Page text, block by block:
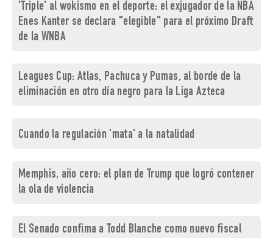
'Triple' al wokismo en el deporte: el exjugador de la NBA
Enes Kanter se declara "elegible" para el próximo Draft
de la WNBA
Leagues Cup: Atlas, Pachuca y Pumas, al borde de la
eliminación en otro día negro para la Liga Azteca
Cuando la regulación 'mata' a la natalidad
Memphis, año cero: el plan de Trump que logró contener
la ola de violencia
El Senado confima a Todd Blanche como nuevo fiscal